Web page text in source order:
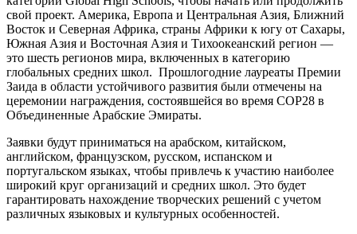
свой проект. Америка, Европа и Центральная Азия, Ближний
Восток и Северная Африка, страны Африки к югу от Сахары,
Южная Азия и Восточная Азия и Тихоокеанский регион —
это шесть регионов мира, включенных в категорию
глобальных средних школ. Прошлогодние лауреаты Премии
Заида в области устойчивого развития были отмечены на
церемонии награждения, состоявшейся во время COP28 в
Объединенные Арабские Эмираты.
Заявки будут приниматься на арабском, китайском,
английском, французском, русском, испанском и
португальском языках, чтобы привлечь к участию наиболее
широкий круг организаций и средних школ. Это будет
гарантировать нахождение творческих решений с учетом
различных языковых и культурных особенностей.